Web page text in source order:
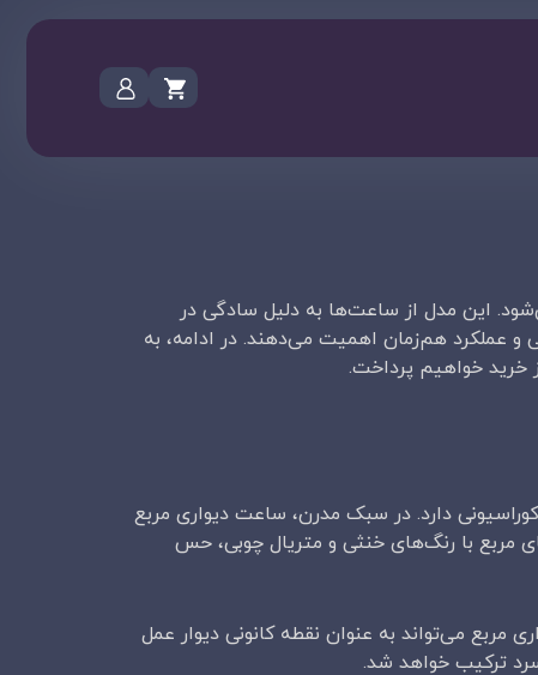
این مدل از ساعت‌ها به دلیل سادگی در
و عملکرد هم‌زمان اهمیت می‌دهند. در ادامه، به
خرید خواهیم پرداخت.
دارد. در سبک مدرن، ساعت دیواری مربع
مربع با رنگ‌های خنثی و متریال چوبی، حس
می‌تواند به عنوان نقطه کانونی دیوار عمل
ترکیب خواهد شد.